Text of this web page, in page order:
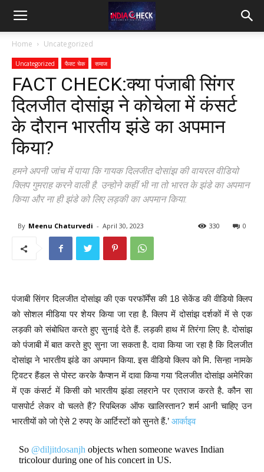
IndiaCheck
Home Uncategorized
Uncategorized फैक्ट चेक समाज
FACT CHECK:क्या पंजाबी सिंगर
दिलजीत दोसांझ ने कोचेला में कंसर्ट
के दौरान भारतीय झंडे का अपमान
किया?
हमने अपनी जांच में पाया कि गायक दिलजीत दोसांझ की वायरल वीडियो
क्लिप गुमराह करने वाली है. उन्होने कहीं भी ना तो भारत के झंडे का अपमान
किया और ना ही झंडे को लिए लड़की का अपमान किया.
By Meenu Chaturvedi - April 30, 2023 0
330
पंजाबी सिंगर दिलजीत दोसांझ की एक परफॉर्मेंस की 18 सेकेंड की वीडियो क्लिप
को सोशल मीडिया पर शेयर किया जा रहा है. क्लिप में दोसांझ दर्शकों में से एक
लड़की को संबोधित करते हुए सुनाई देते हैं. लड़की हाथ में तिरंगा लिए है. दोसांझ
को पंजाबी में बात करते हुए सुना जा सकता है. दावा किया जा रहा है कि दिलजीत
दोसांझ ने भारतीय झंडे का अपमान किया. इस वीडियो क्लिप को मि. सिन्हा नामके
ट्विटर हैंडल से पोस्ट करके कैप्शन में दावा किया गया ‘दिलजीत दोसांझ अमेरिका
में एक कंसर्ट में किसी को भारतीय झंडा लहराने पर एतराज करते है. कौन सा
पासपोर्ट लेकर वो चलते हैं? रिपब्लिक ऑफ खालिस्तान? शर्म आनी चाहिए उन
भारतीयों को जो ऐसे 2 रुपए के आर्टिस्टों को सुनते हैं.’ आर्काइव
So @diljitdosanjh objects when someone waves Indian
tricolour during one of his concert in US.